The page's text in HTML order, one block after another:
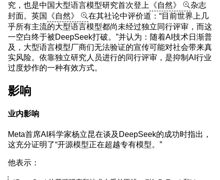
究，也是中国大型语言模型研究首次登上 《自然》
杂志
封面。英国
《自然》
在其社论中评价道：“目前世界上几
乎所有主流的大型语言模型都尚未经过独立同行评审，而这
一空白终于被DeepSeek打破。”并认为：随着AI技术日渐普
及，大型语言模型厂商们无法验证的宣传可能对社会带来真
实风险。依靠独立研究人员进行的同行评审，是抑制AI行业
过度炒作的一种有效方式。
影响
业内影响
Meta首席AI科学家杨立昆在谈及DeepSeek的成功时指出，
这充分证明了“开源模型正在超越专有模型。”
他表示：